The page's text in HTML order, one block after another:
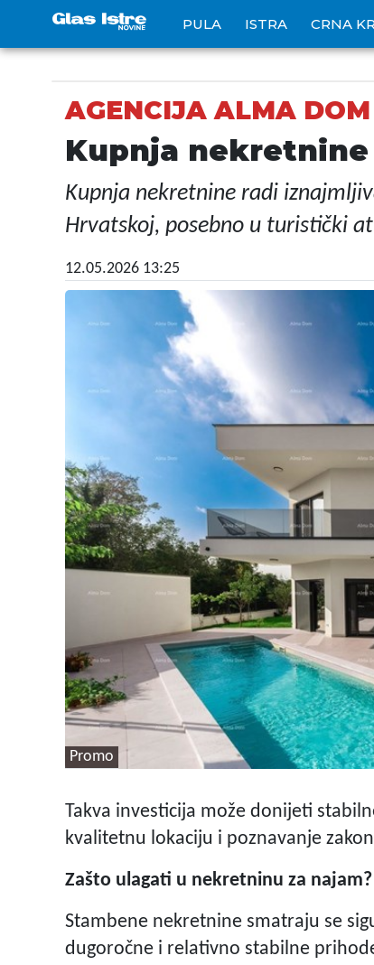
PULA ISTRA CRNA
AGENCIJA ALMA DOM
Kupnja
Kupnja nekretnine radi
Hrvatskoj, posebno u turistički
12.05.2026 13:25
Promo
Takva investicija može donijeti
kvalitetnu lokaciju i poznavanje
Zašto ulagati u nekretninu za najam?
Stambene nekretnine smatraju se
dugoročne i relativno stabilne